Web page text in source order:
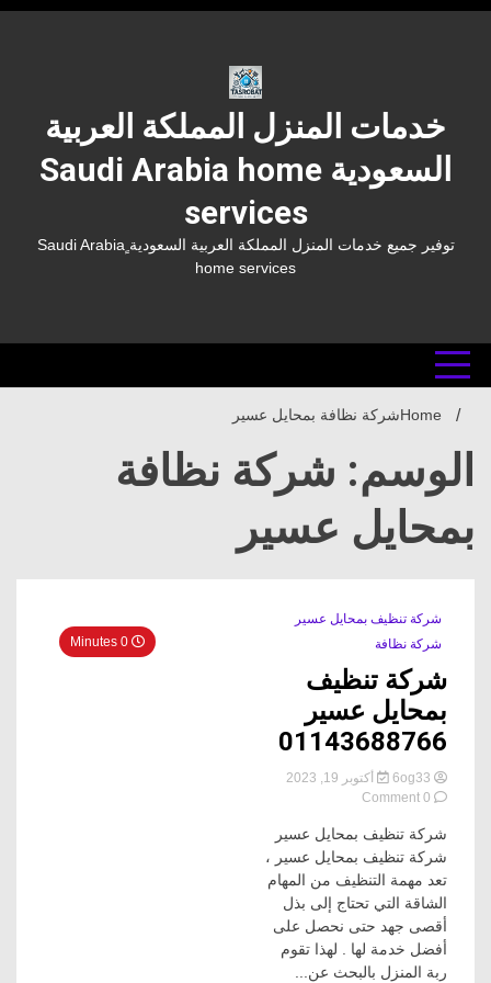
Skip
خدمات المنزل المملكة العربية
السعودية Saudi Arabia home
services
توفير جميع خدمات المنزل المملكة العربية السعودية ٍSaudi Arabia
home services
Homeشركة نظافة بمحايل عسير
الوسم: شركة نظافة
بمحايل عسير
شركة تنظيف بمحايل عسير
شركة نظافة
شركة تنظيف
بمحايل عسير
01143688766
أكتوبر 19, 2023
0 Comment
on
تنظيف
بمحايل
عسير
01143688766
شركة تنظيف بمحايل عسير
شركة تنظيف بمحايل عسير ،
تعد مهمة التنظيف من المهام
الشاقة التي تحتاج إلى بذل
أقصى جهد حتى نحصل على
أفضل خدمة لها . لهذا تقوم
ربة المنزل بالبحث عن...